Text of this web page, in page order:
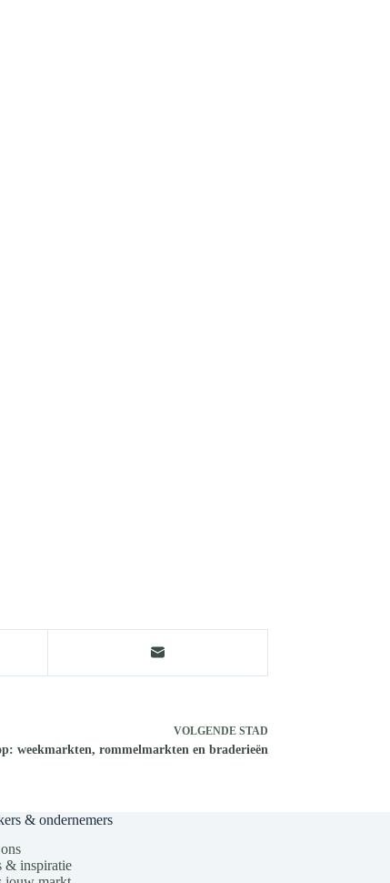
VOLGENDE STAD
weekmarkten, rommelmarkten en braderieën
& ondernemers
& inspiratie